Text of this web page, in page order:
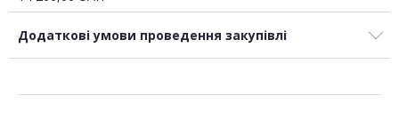
Додаткові умови проведення закупівлі